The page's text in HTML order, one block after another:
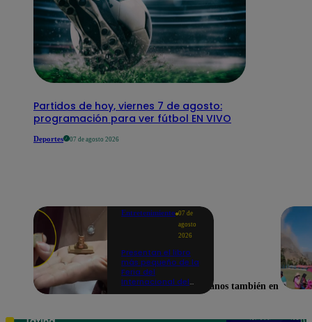
Partidos de hoy, viernes 7 de agosto:
programación para ver fútbol EN VIVO
Deportes 07 de agosto 2026
Entretenimiento 07 de
agosto
2026
Presentan el libro
más pequeño de la
Feria del
Internacional delEncuéntranos también en